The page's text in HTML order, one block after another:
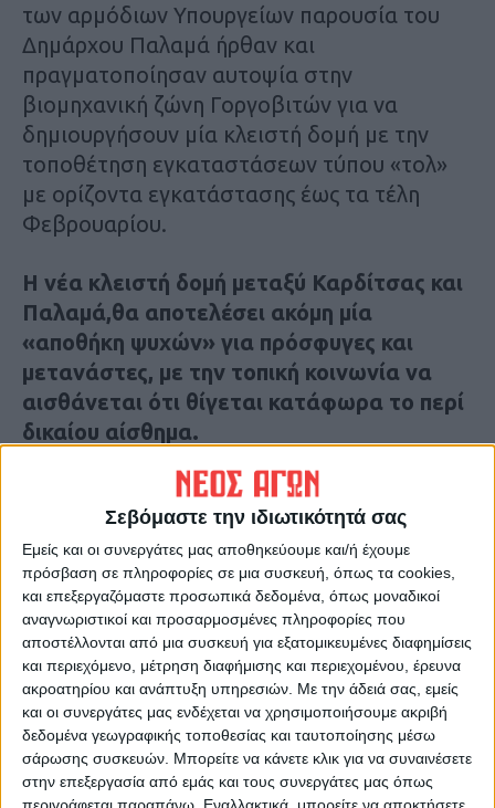
Σεβόμαστε την ιδιωτικότητά σας
Εμείς και οι συνεργάτες μας αποθηκεύουμε και/ή έχουμε
πρόσβαση σε πληροφορίες σε μια συσκευή, όπως τα cookies,
και επεξεργαζόμαστε προσωπικά δεδομένα, όπως μοναδικοί
αναγνωριστικοί και προσαρμοσμένες πληροφορίες που
αποστέλλονται από μια συσκευή για εξατομικευμένες διαφημίσεις
και περιεχόμενο, μέτρηση διαφήμισης και περιεχομένου, έρευνα
ακροατηρίου και ανάπτυξη υπηρεσιών. Με την άδειά σας, εμείς
και οι συνεργάτες μας ενδέχεται να χρησιμοποιήσουμε ακριβή
δεδομένα γεωγραφικής τοποθεσίας και ταυτοποίησης μέσω
σάρωσης συσκευών. Μπορείτε να κάνετε κλικ για να συναινέσετε
στην επεξεργασία από εμάς και τους συνεργάτες μας όπως
περιγράφεται παραπάνω. Εναλλακτικά, μπορείτε να αποκτήσετε
των αρμόδιων Υπουργείων παρουσία του
Δημάρχου Παλαμά ήρθαν και
πραγματοποίησαν αυτοψία στην
βιομηχανική ζώνη Γοργοβιτών για να
δημιουργήσουν μία κλειστή δομή με την
τοποθέτηση εγκαταστάσεων τύπου «τολ»
με ορίζοντα εγκατάστασης έως τα τέλη
Φεβρουαρίου.
Η νέα κλειστή δομή μεταξύ Καρδίτσας και
Παλαμά,θα αποτελέσει ακόμη μία
«αποθήκη ψυχών» για πρόσφυγες και
μετανάστες, με την τοπική κοινωνία να
αισθάνεται ότι θίγεται κατάφωρα το περί
δικαίου αίσθημα.
Η τοπική κοινωνία δεν είναι ούτε
ξενοφοβική ούτε ρατσιστική.
Στην πόλη της Καρδίτσας ήδη
φιλοξενούνται σε διαμερίσματα περίπου
300 πρόσφυγες.
Προξενεί λοιπόν εύλογη απορία γιατί από
την κυβέρνηση δεν τηρήθηκε η ίδια
διαδικασία όπως αυτή της Λάρισας ώστε να
κληθούν ο Υπουργός και οι βουλευτές του